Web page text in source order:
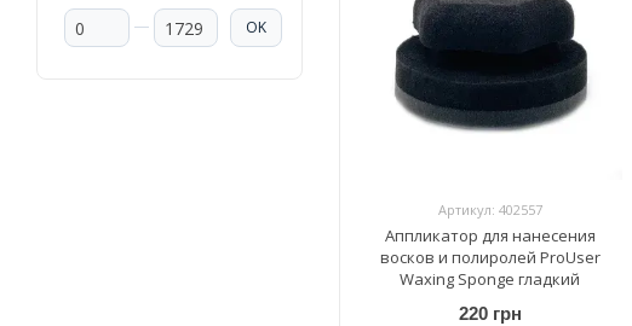
Артикул: 402557
Аппликатор для нанесения
восков и полиролей ProUser
Waxing Sponge гладкий
220 грн
От Цена, грн
До Цена, грн OK